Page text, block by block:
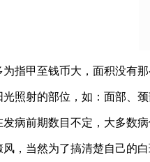
甲至钱币大，面积没有那
射的部位，如：面部、颈
前期数目不定，大多数病
当然为了搞清楚自己的白